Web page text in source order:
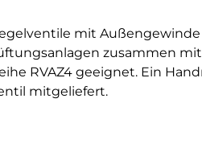
mit
zusammen
RVAZ4 geeignet. Ein
mitgeliefert.